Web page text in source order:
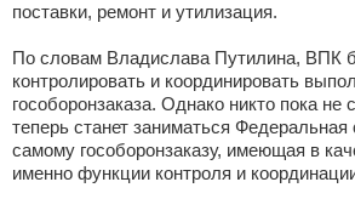
поставки, ремонт и утилизация.
По словам Владислава Путилина, ВПК
контролировать и координировать
гособоронзаказа. Однако никто пока не
теперь станет заниматься
самому гособоронзаказу, имеющая в
именно функции контроля и